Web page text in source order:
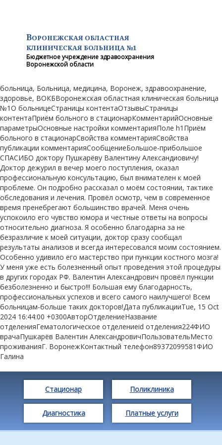
ВОРОНЕЖСКАЯ ОБЛАСТНАЯ
КЛИНИЧЕСКАЯ БОЛЬНИЦА №1
Бюджетное учреждение здравоохранения
Воронежской области
больница, Больница, медицина, Воронеж, здравоохранение,
здоровье, ВОКБВоронежская областная клиническая больница
№1О больницеСтраницы контентаОтзывыСтраницы
контентаПриëм больного в стационарКомментарийОсновные
параметрыОсновные настройки комментарияПоле h1Приëм
больного в стационарСвойства комментарияСвойства
публикации комментарияСообщениеБольшое-прибольшое
СПАСИБО доктору Пушкарëву Валентину Александиовичу!
Доктор дежурил в вечер моего поступления, оказал
профессиональную консультацию, был внимателен к моей
проблеме. Он подробно рассказал о моëм состоянии, тактике
обследования и лечения. Провëл осмотр, чем в современное
время пренебрегают большинство врачей. Меня очень
успокоило его чувство юмора и честные ответы на вопросы
относительно диагноза. Я особенно благодарна за не
безразличие к моей ситуации, доктор сразу сообщал
результаты анализов и всегда интересовался моим состоянием.
Особенно удивило его мастерство при пункции костного мозга!
У меня уже есть болезненный опыт проведения этой процедуры
в других городах РФ. Валентин Александрович провёл пункции
безболезненно и быстро!!! Большая ему благодарность,
профессиональных успехов и всего самого наилучшего! Всем
больницам-больше таких докторов!Дата публикацииTue, 15 Oct
2024 16:44:00 +0300АвторОтделениеНазвание
отделенияГематологическое отделениеid отделения224ФИО
врачаПушкарёв Валентин АлександровичПользовательМесто
проживанияГ. ВоронежКонтактный телефон89372099581ФИО
Галина
Стационар Поликлиника
Диагностика Платные услуги